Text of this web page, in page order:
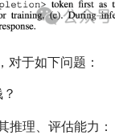
于如下问题：
？
推理、评估能力：